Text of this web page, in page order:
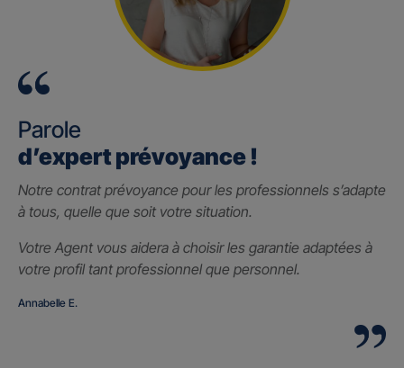
Parole
d’expert prévoyance !
Notre contrat prévoyance pour les professionnels s’adapte
à tous, quelle que soit votre situation.
Votre Agent vous aidera à choisir les garantie adaptées à
votre profil tant professionnel que personnel.
Annabelle E.